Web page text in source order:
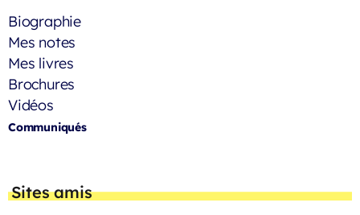
Biographie
Mes notes
Mes livres
Brochures
Vidéos
Communiqués
Sites amis